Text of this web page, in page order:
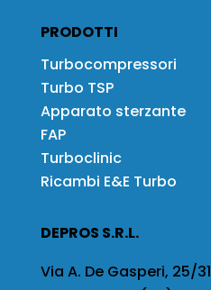
PRODOTTI
Turbocompressori
Turbo TSP
Apparato sterzante
FAP
Turboclinic
Ricambi E&E Turbo
DEPROS S.R.L.
Via A. De Gasperi, 25/31